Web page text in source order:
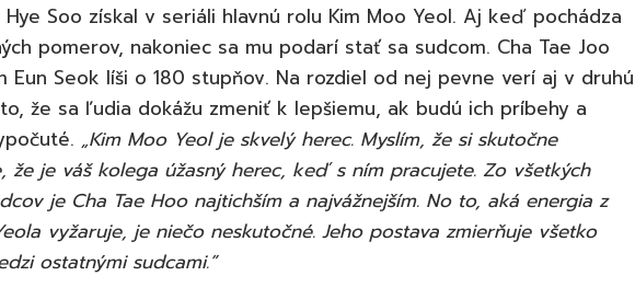
Hye Soo získal v seriáli hlavnú rolu Kim Moo Yeol. Aj keď pochádza
pomerov, nakoniec sa mu podarí stať sa sudcom. Cha Tae Joo
Eun Seok líši o 180 stupňov. Na rozdiel od nej pevne verí aj v druhú
že sa ľudia dokážu zmeniť k lepšiemu, ak budú ich príbehy a
„Kim Moo Yeol je skvelý herec. Myslím, že si skutočne
že je váš kolega úžasný herec, keď s ním pracujete. Zo všetkých
je Cha Tae Hoo najtichším a najvážnejším. No to, aká energia z
vyžaruje, je niečo neskutočné. Jeho postava zmierňuje všetko
ostatnými sudcami.”